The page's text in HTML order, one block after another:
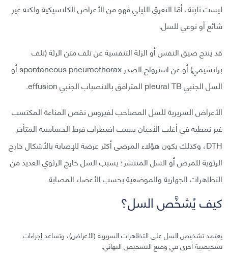
ليست ثابتة، أمّا التعرق الليلي فهو من الأعراض الكلاسيكية ولكنه غير
شائع أو نوعي للسل.
قد ينتج ضيق النفس أو الزلة التنفسية عن تلف متن الرئة (تلف
برانشيمي) أو عن استرواح الصدر spontaneous pneumothorax أو
السل الجنبي pleural TB المترافق بالانصباب الجنبي effusion.
الأعراض السريرية للسل المصاحب لفيروس نقص المناعة المكتسب
غير نمطية في أغلب الأحيان بسبب اضطراب فرط الحساسية المتأخر
DTH، وكذلك يكون هؤلاء المرضى أكثر عرضة للإصابة بالأشكال خارج
الرئوية للمرض أو السل المنتشر؛ يسبب السل خارج الرئوي العديد من
التظاهرات الجهازية والموضعية بحسب الأعضاء المصابة.
كيف يُشخَّص السل؟
يعتمد تشخيص السل على التظاهرات السريرية (الأعراض)، وتساعد إجراءات
تشخيصية أخرى في وضع التشخيص النهائي.